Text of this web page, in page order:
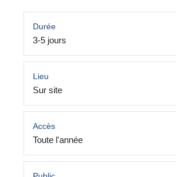
Durée
3-5 jours
Lieu
Sur site
Accès
Toute l'année